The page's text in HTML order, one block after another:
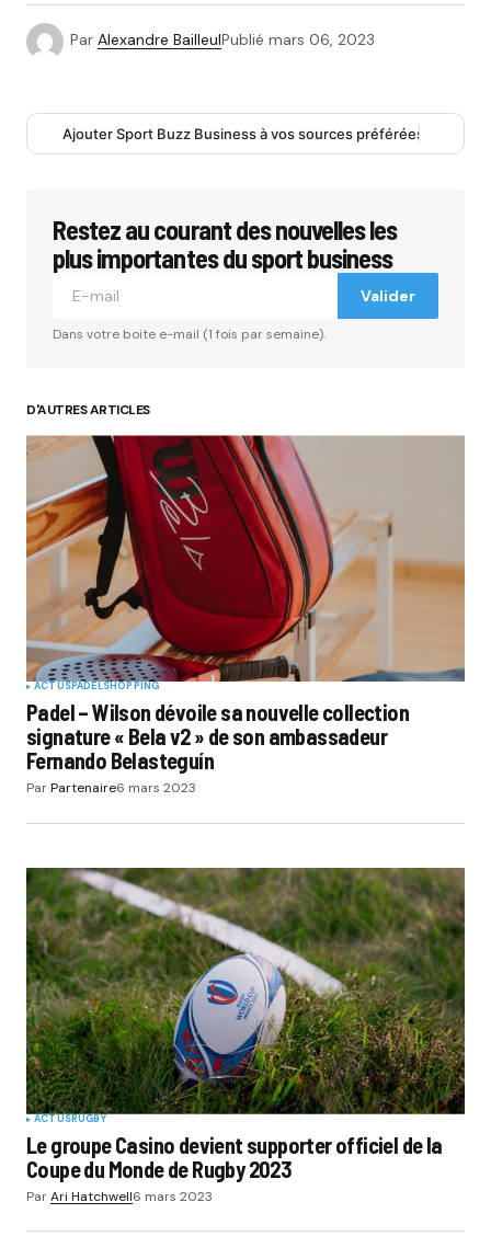
Par Alexandre BailleulPublié mars 06, 2023
Ajouter Sport Buzz Business à vos sources préférées
Restez au courant des nouvelles les
plus importantes du sport business
Valider
Dans votre boite e-mail (1 fois par semaine).
D'AUTRES ARTICLES
ACTUSPADELSHOPPING
Padel – Wilson dévoile sa nouvelle collection
signature « Bela v2 » de son ambassadeur
Fernando Belasteguín
ParPartenaire6 mars 2023
ACTUSRUGBY
Le groupe Casino devient supporter officiel de la
Coupe du Monde de Rugby 2023
ParAri Hatchwell6 mars 2023